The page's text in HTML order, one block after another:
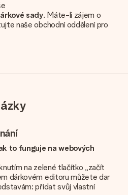
sady. Máte-li zájem o
naše obchodní oddělení pro
to funguje na webových
na zelené tlačítko „začít
dárkovém editoru můžete dar
přidat svůj vlastní